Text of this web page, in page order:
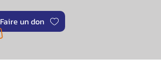
Faire un don